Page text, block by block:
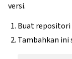
versi.
Buat repositori
Tambahkan ini